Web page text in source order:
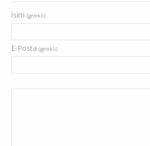
İsim (gerekli)
E-Posta (gerekli)